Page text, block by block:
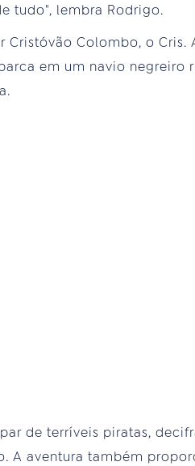
tudo", lembra Rodrigo.
Colombo, o Cris.
em um navio negreiro
de terríveis piratas,
A aventura também